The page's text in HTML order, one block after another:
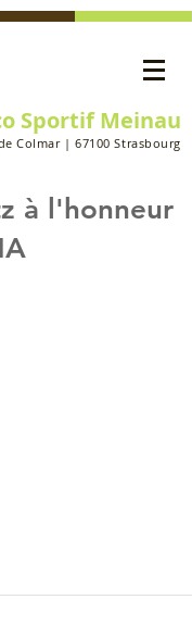
Sportif Meinau
Colmar | 67100 Strasbourg
à l'honneur